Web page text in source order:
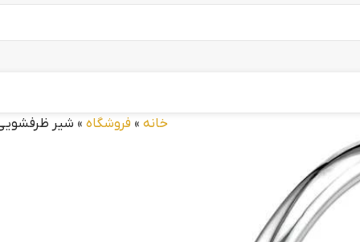
خانه » فروشگاه » شیر